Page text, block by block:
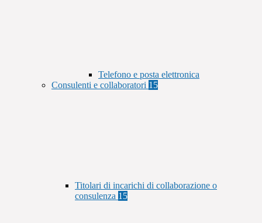
Telefono e posta elettronica
Consulenti e collaboratori 15
Titolari di incarichi di collaborazione o
consulenza 15